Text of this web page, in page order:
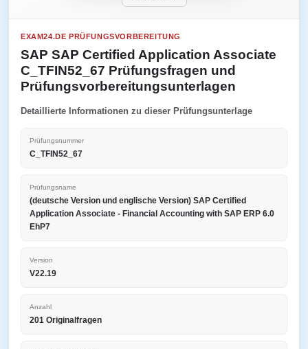
EXAM24.DE PRÜFUNGSVORBEREITUNG
SAP SAP Certified Application Associate
C_TFIN52_67 Prüfungsfragen und
Prüfungsvorbereitungsunterlagen
Detaillierte Informationen zu dieser Prüfungsunterlage
Prüfungsnummer
C_TFIN52_67
Prüfungsname
(deutsche Version und englische Version) SAP Certified
Application Associate - Financial Accounting with SAP ERP 6.0
EhP7
Version
V22.19
Anzahl
201 Originalfragen